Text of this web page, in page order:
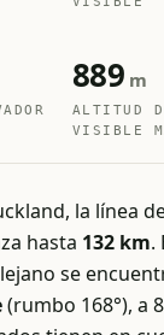
889 m
ALTITUD
VISIBLE
la línea
hasta 132 km.
se
(rumbo 168°), a